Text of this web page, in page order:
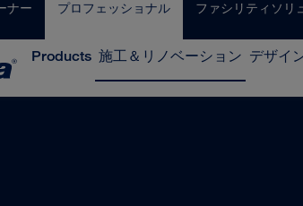
ナー プロフェッショナル ファシリティソリ
Products 施工＆リノベーション デザイ